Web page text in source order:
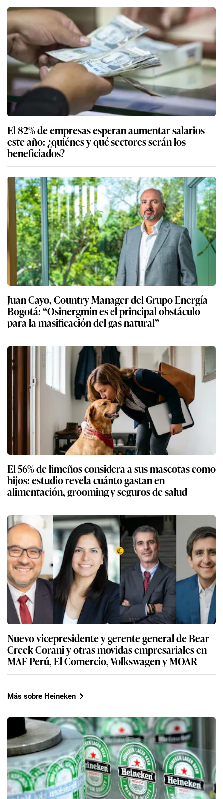
El 82% de empresas esperan aumentar salarios
este año: ¿quiénes y qué sectores serán los
beneficiados?
Juan Cayo, Country Manager del Grupo Energía
Bogotá: “Osinergmin es el principal obstáculo
para la masificación del gas natural”
El 56% de limeños considera a sus mascotas como
hijos: estudio revela cuánto gastan en
alimentación, grooming y seguros de salud
Nuevo vicepresidente y gerente general de Bear
Creek Corani y otras movidas empresariales en
MAF Perú, El Comercio, Volkswagen y MOAR
Más sobre Heineken